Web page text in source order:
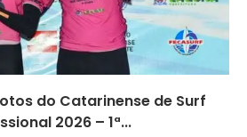
do Catarinense de Surf
2026 – 1ª...